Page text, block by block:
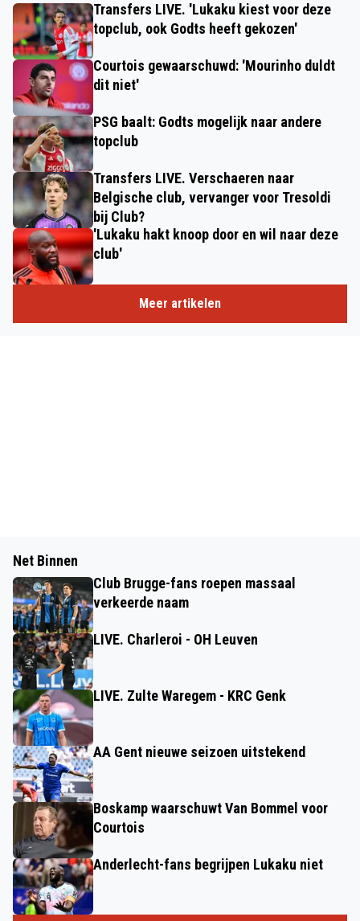
Transfers LIVE. 'Lukaku kiest voor deze
topclub, ook Godts heeft gekozen'
Courtois gewaarschuwd: 'Mourinho duldt
dit niet'
PSG baalt: Godts mogelijk naar andere
topclub
Transfers LIVE. Verschaeren naar
Belgische club, vervanger voor Tresoldi
bij Club?
'Lukaku hakt knoop door en wil naar deze
club'
Meer artikelen
Net Binnen
Club Brugge-fans roepen massaal
verkeerde naam
LIVE. Charleroi - OH Leuven
LIVE. Zulte Waregem - KRC Genk
AA Gent nieuwe seizoen uitstekend
Boskamp waarschuwt Van Bommel voor
Courtois
Anderlecht-fans begrijpen Lukaku niet